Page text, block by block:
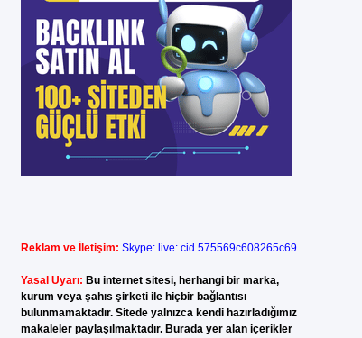
Reklam ve İletişim: Skype: live:.cid.575569c608265c69
Yasal Uyarı: Bu internet sitesi, herhangi bir marka,
kurum veya şahıs şirketi ile hiçbir bağlantısı
bulunmamaktadır. Sitede yalnızca kendi hazırladığımız
makaleler paylaşılmaktadır. Burada yer alan içerikler